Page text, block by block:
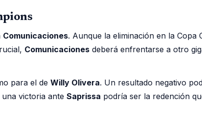
Comunicaciones. Aunque la eliminación en la
Comunicaciones deberá enfrentarse a otro
para el de Willy Olivera. Un resultado negativo
victoria ante Saprissa podría ser la redención